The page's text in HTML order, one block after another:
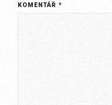
KOMENTÁŘ*